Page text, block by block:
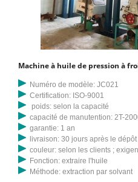
Machine à huile de pression à
Numéro de modèle: JC021
Certification: ISO-9001
poids: selon la capacité
capacité de manutention: 2T-
garantie: 1 an
livraison: 30 jours après le dépôt
couleur: selon les clients ;
Fonction: extraire l'huile
Méthode: extraction par solvant